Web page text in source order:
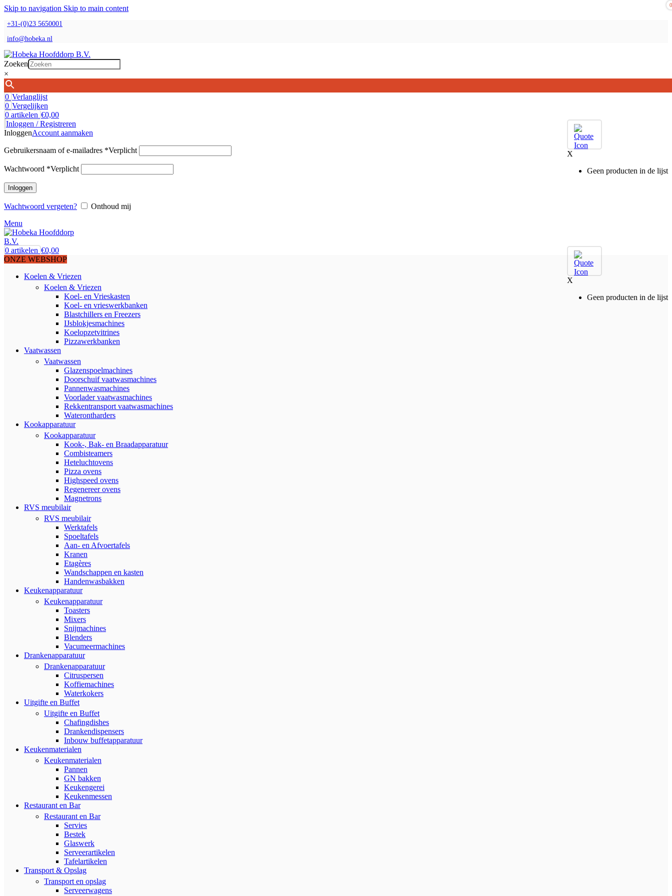
Skip to navigation Skip to main content
+31-(0)23 5650001
info@hobeka.nl
Zoeken
×
0 Verlanglijst
0 Vergelijken
0 artikelen €0,00
0
X
Geen producten in de lijst
Inloggen / Registreren
InloggenAccount aanmaken
Gebruikersnaam of e-mailadres *Verplicht
Wachtwoord *Verplicht
Inloggen
Wachtwoord vergeten?
Onthoud mij
Menu
0
X
Geen producten in de lijst
0 artikelen €0,00
ONZE WEBSHOP
Koelen & Vriezen
Koelen & Vriezen
Koel- en Vrieskasten
Koel- en vrieswerkbanken
Blastchillers en Freezers
IJsblokjesmachines
Koelopzetvitrines
Pizzawerkbanken
Vaatwassen
Vaatwassen
Glazenspoelmachines
Doorschuif vaatwasmachines
Pannenwasmachines
Voorlader vaatwasmachines
Rekkentransport vaatwasmachines
Waterontharders
Kookapparatuur
Kookapparatuur
Kook-, Bak- en Braadapparatuur
Combisteamers
Heteluchtovens
Pizza ovens
Highspeed ovens
Regenereer ovens
Magnetrons
RVS meubilair
RVS meubilair
Werktafels
Spoeltafels
Aan- en Afvoertafels
Kranen
Etagères
Wandschappen en kasten
Handenwasbakken
Keukenapparatuur
Keukenapparatuur
Toasters
Mixers
Snijmachines
Blenders
Vacumeermachines
Drankenapparatuur
Drankenapparatuur
Citruspersen
Koffiemachines
Waterkokers
Uitgifte en Buffet
Uitgifte en Buffet
Chafingdishes
Drankendispensers
Inbouw buffetapparatuur
Keukenmaterialen
Keukenmaterialen
Pannen
GN bakken
Keukengerei
Keukenmessen
Restaurant en Bar
Restaurant en Bar
Servies
Bestek
Glaswerk
Serveerartikelen
Tafelartikelen
Transport & Opslag
Transport en opslag
Serveerwagens